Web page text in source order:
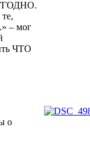
– мог
ЧТО
о